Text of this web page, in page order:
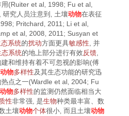
用(Ruiter et al, 1998; Fu et al,
研究人员注意到, 土壤动物在表征
; Pritchard, 2011 ; Li et al,
et al, 2008 2011 ; Susyan et
系统的扰动方面更具敏感性 , 并
态系统的地上部分进行有效反馈
建和维持有着不可忽视的影响(傅
动物多样性及其生态功能的研究迅
点之一(Wardle et al, 2004; Fu
动物多样性的监测仍然面临相当大
性非常强, 是生物种类最丰富、数
土壤动物个体很小, 而且土壤动物